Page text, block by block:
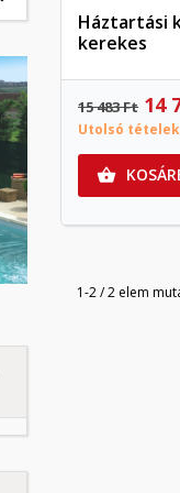
Háztartási
kerekes
15 483 Ft 14
Utolsó

1-2 / 2 elem
add_circle_outline